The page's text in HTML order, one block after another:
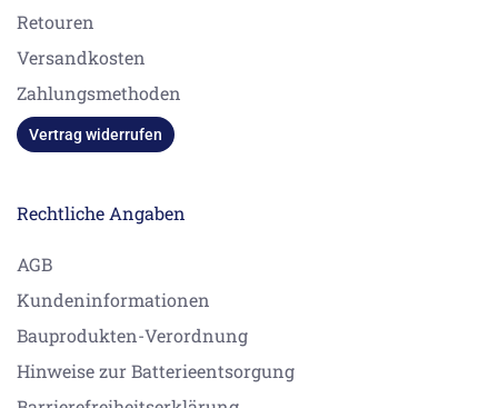
Retouren
Versandkosten
Zahlungsmethoden
Vertrag widerrufen
Rechtliche Angaben
AGB
Kundeninformationen
Bauprodukten-Verordnung
Hinweise zur Batterieentsorgung